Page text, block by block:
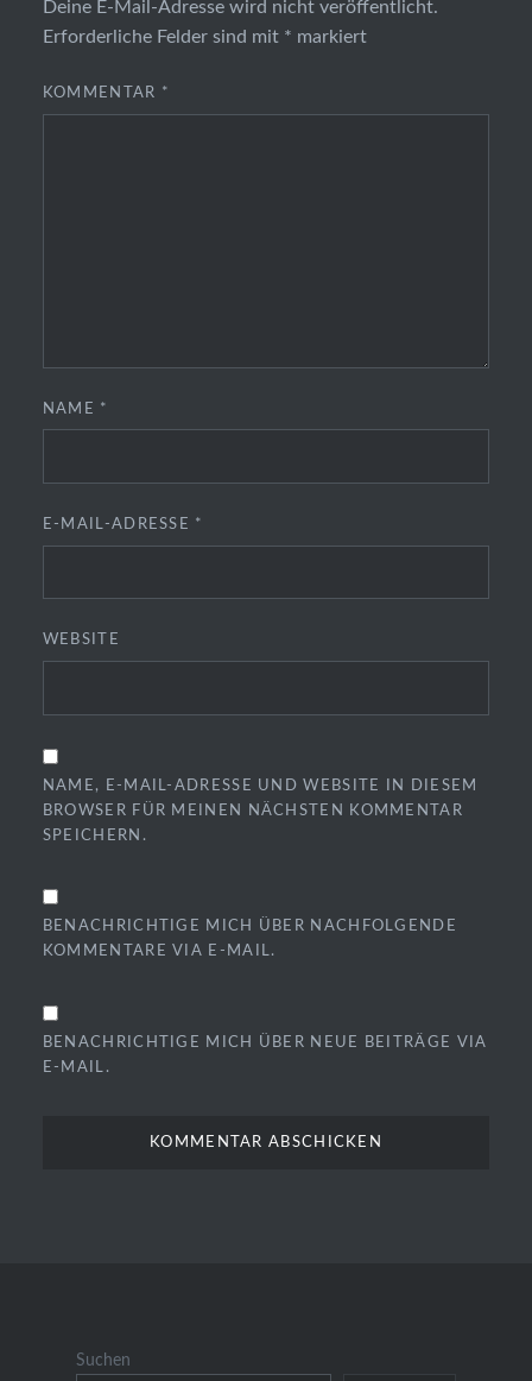
Deine E-Mail-Adresse wird nicht veröffentlicht.
Erforderliche Felder sind mit * markiert
KOMMENTAR *
NAME *
E-MAIL-ADRESSE *
WEBSITE
NAME, E-MAIL-ADRESSE UND WEBSITE IN DIESEM
BROWSER FÜR MEINEN NÄCHSTEN KOMMENTAR
SPEICHERN.
BENACHRICHTIGE MICH ÜBER NACHFOLGENDE
KOMMENTARE VIA E-MAIL.
BENACHRICHTIGE MICH ÜBER NEUE BEITRÄGE VIA
E-MAIL.
Suchen